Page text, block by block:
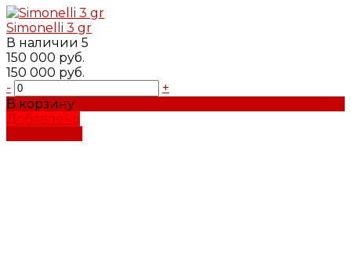
Simonelli 3 gr
В наличии 5
150 000 руб.
150 000 руб.
-
+
В корзину
Добавлено